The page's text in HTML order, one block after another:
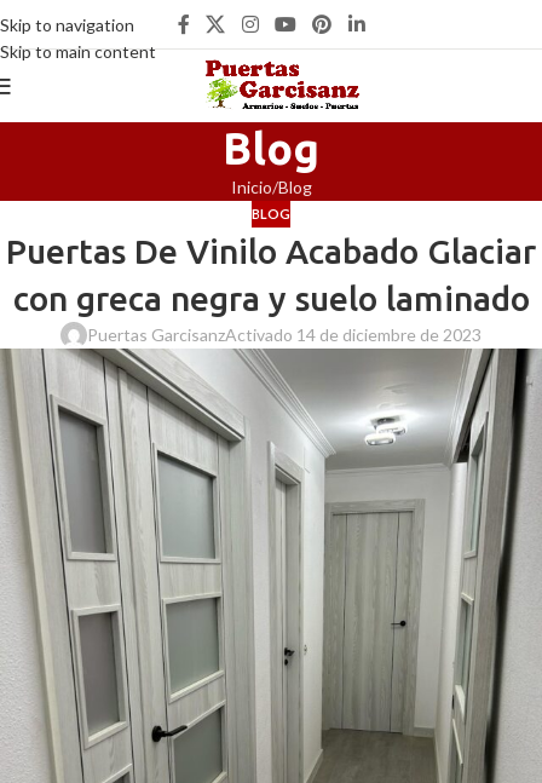
Skip to navigation
Skip to main content
Blog
Inicio Blog
BLOG
Puertas De Vinilo Acabado Glaciar
con greca negra y suelo laminado
Puertas GarcisanzActivado 14 de diciembre de 2023